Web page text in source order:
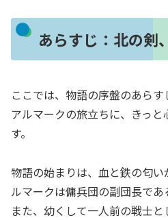
あらすじ：北の剣
ここでは、物語の序盤のあら
アルマークの旅立ちに、きっ
す。
物語の始まりは、血と鉄の匂
ルマークは傭兵団の副団長で
また、幼くして一人前の戦士